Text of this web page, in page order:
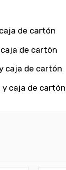
de cartón
de cartón
caja de cartón
y caja de cartón